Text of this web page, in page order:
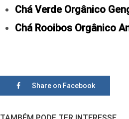
Chá Verde Orgânico
Chá Rooibos Orgânico
Share on Facebook